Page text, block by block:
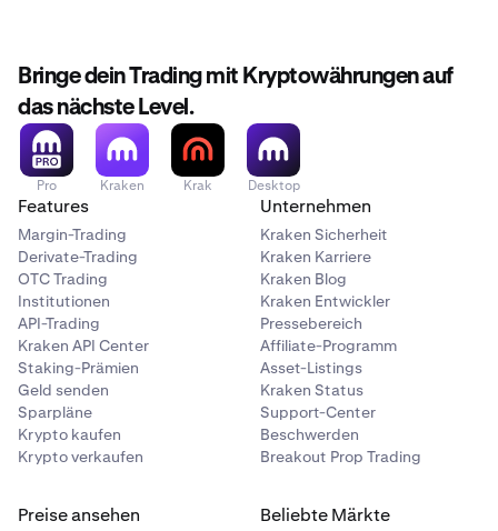
Bringe dein Trading mit Kryptowährungen auf
das nächste Level.
Pro Kraken Krak Desktop
Features
Margin-Trading
Derivate-Trading
OTC Trading
Institutionen
API-Trading
Kraken API Center
Staking-Prämien
Geld senden
Sparpläne
Krypto kaufen
Krypto verkaufen
Unternehmen
Kraken Sicherheit
Kraken Karriere
Kraken Blog
Kraken Entwickler
Pressebereich
Affiliate-Programm
Asset-Listings
Kraken Status
Support-Center
Beschwerden
Breakout Prop Trading
Preise ansehen Beliebte Märkte